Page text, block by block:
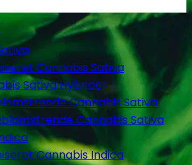
Cannabis Sativa
Sativa Hybrider
Cannabis Sativa
Cannabis Sativa
Cannabis Indica